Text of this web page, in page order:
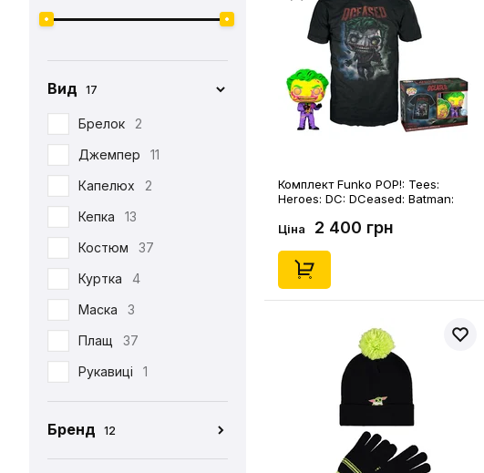
Вид 17
Брелок
2
Джемпер
11
Капелюх
2
Кепка
13
Костюм
37
Куртка
4
Маска
3
Плащ
37
Рукавиці
1
Табі
37
Футболка
Фігурка Funko
29
Бренд 12
Комплект Funko POP!: Tees:
Heroes: DC: DCeased: Batman:
(45475)
Ціна 2 400 грн